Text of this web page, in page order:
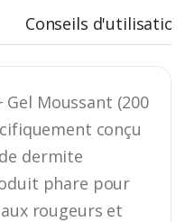
Conseils d'utilisation
Gel Moussant (200
conçu
dermite
phare pour
rougeurs et